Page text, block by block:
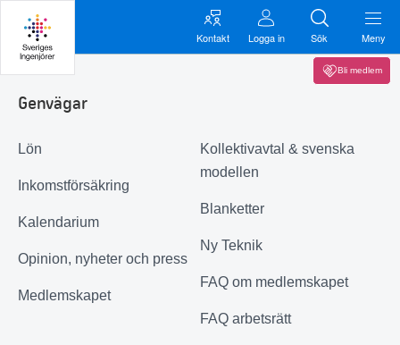
Kontakt Logga in Sök Meny
Bli medlem
Genvägar
Lön
Inkomstförsäkring
Kalendarium
Opinion, nyheter och press
Medlemskapet
Kollektivavtal & svenska
modellen
Blanketter
Ny Teknik
FAQ om medlemskapet
FAQ arbetsrätt